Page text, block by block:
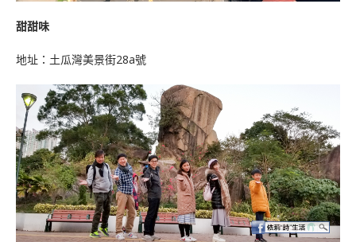
甜甜味
地址：土瓜灣美景街28a號